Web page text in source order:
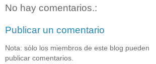
No hay comentarios.:
Publicar un comentario
Nota: sólo los miembros de este blog pueden
publicar comentarios.